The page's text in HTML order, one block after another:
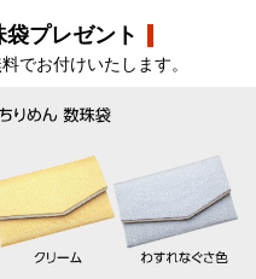
プレゼント
でお付けいたします。